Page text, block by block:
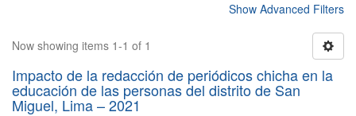
Show Advanced Filters
Now showing items 1-1 of 1
Impacto de la redacción de periódicos chicha en la
educación de las personas del distrito de San
Miguel, Lima – 2021